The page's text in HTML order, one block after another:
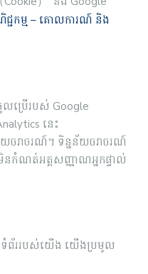
ជ្ជកម្ម – គោលការណ៍ និង
លប្រើរបស់ Google
នេះ
ចរាចរណ៍។ ទិន្នន័យចរាចរណ៍
កំណត់អត្តសញ្ញាណអ្នកផ្ទាល់
ព័ររបស់យើង យើងប្រមូល